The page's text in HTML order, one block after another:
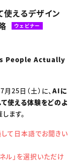
えるデザイン
ウェビナー
People Actually
25日（土）に、AIに
使える体験をどのよ
ます。
て日本語でお聞きい
ル」を選択いただけ